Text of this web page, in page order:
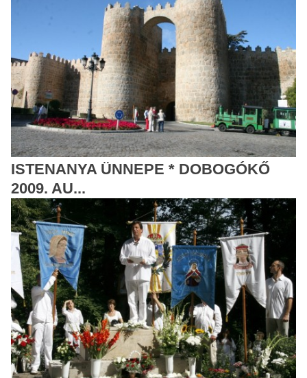
ISTENANYA ÜNNEPE * DOBOGÓKŐ
2009. AU...